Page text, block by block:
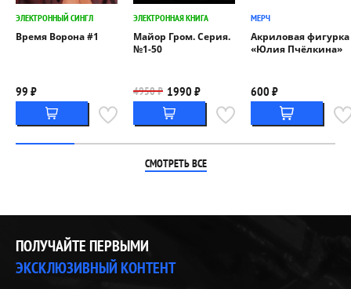
ЭЛЕКТРОННЫЙ СИНГЛ
Время Ворона #1
99 ₽
ЭЛЕКТРОННАЯ КНИГА
Майор Гром. Серия.
№1-50
4950 ₽ 1990 ₽
МЕРЧ
Акриловая фигурка
«Юлия Пчёлкина»
600 ₽
СМОТРЕТЬ ВСЕ
ПОЛУЧАЙТЕ ПЕРВЫМИ
ЭКСКЛЮЗИВНЫЙ КОНТЕНТ